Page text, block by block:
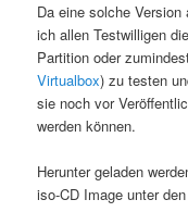
Da eine solche
ich allen Testwilligen
Partition oder
Virtualbox) zu testen
sie noch vor
werden können.
Herunter geladen
iso-CD Image unter